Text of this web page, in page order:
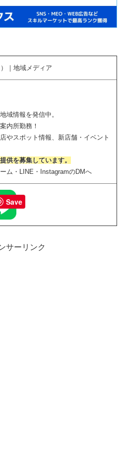
｜地域メディア
域情報を発信中。
内所勤務！
やスポット情報、新店舗・イベント
供を募集しています。
ム・LINE・InstagramのDMへ
サーリンク
Save